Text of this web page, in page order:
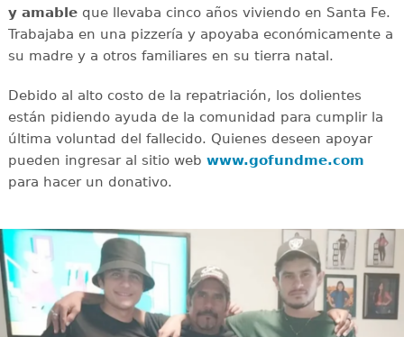
y amableque llevaba cinco años viviendo en Santa Fe.
Trabajaba en una pizzería y apoyaba económicamente a
su madre y a otros familiares en su tierra natal.
Debido al alto costo de la repatriación, los dolientes
están pidiendo ayuda de la comunidad para cumplir la
última voluntad del fallecido. Quienes deseen apoyar
pueden ingresar al sitio web www.gofundme.com
para hacer un donativo.